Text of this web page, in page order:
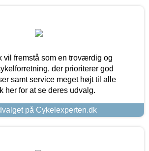
vil fremstå som en troværdig og
der prioriterer god
samt service meget højt til alle
her for at se deres udvalg.
på Cykelexperten.dk